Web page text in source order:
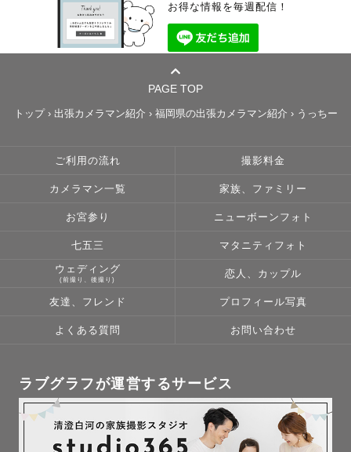
お得な情報を毎週配信！
PAGE TOP
トップ› 出張カメラマン紹介 › 福岡県の出張カメラマン紹介 › うっちー
ご利用の流れ 撮影料金
カメラマン一覧 家族、ファミリー
お宮参り ニューボーンフォト
七五三 マタニティフォト
ウェディング
(前撮り、後撮り)
恋人、カップル
友達、フレンド プロフィール写真
よくある質問 お問い合わせ
ラブグラフが運営するサービス